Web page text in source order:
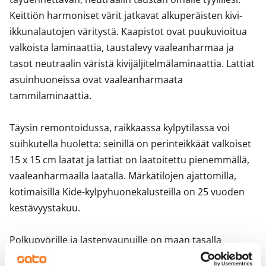
Keittiön harmoniset värit jatkavat alkuperäisten kivi-
ikkunalautojen väritystä. Kaapistot ovat puukuvioitua
valkoista laminaattia, taustalevy vaaleanharmaa ja
tasot neutraalin väristä kivijäljitelmälaminaattia. Lattiat
asuinhuoneissa ovat vaaleanharmaata
tammilaminaattia.
Täysin remontoidussa, raikkaassa kylpytilassa voi
suihkutella huoletta: seinillä on perinteikkäät valkoiset
15 x 15 cm laatat ja lattiat on laatoitettu pienemmällä,
vaaleanharmaalla laatalla. Märkätilojen ajattomilla,
kotimaisilla Kide-kylpyhuonekalusteilla on 25 vuoden
kestävyystakuu.
Polkupyörille ja lastenvaunuille on maan tasalla
sijaitsevat varastonsa, joista pääsee suoraan ulos.